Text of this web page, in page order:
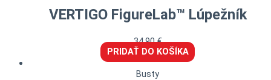
VERTIGO FigureLab™ Lúpežník
34,90€
PRIDAŤ DO KOŠÍKA
Busty